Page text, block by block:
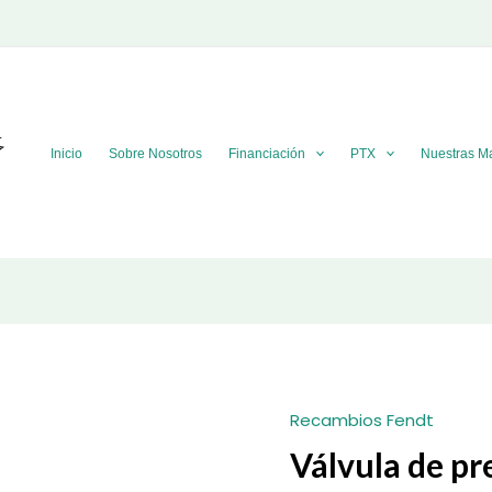
Inicio Sobre Nosotros Financiación PTX Nuestras
Recambios Fendt
Válvula de